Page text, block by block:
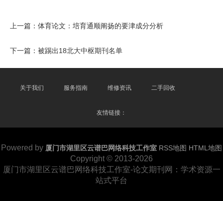
上一篇： 体育论文：培育通顺阐扬的要津成分分析
下一篇： 被踢出18北大中枢期刊名单
关于我们 服务指南 维修资讯 二手回收
友情链接：
Powered by 厦门市湖里区云谱巴网络科技工作室 RSS地图 HTML地图
Copyright © 2013-2026
厦门市湖里区云谱巴网络科技工作室-论文期刊网：学术资源一
站式平台